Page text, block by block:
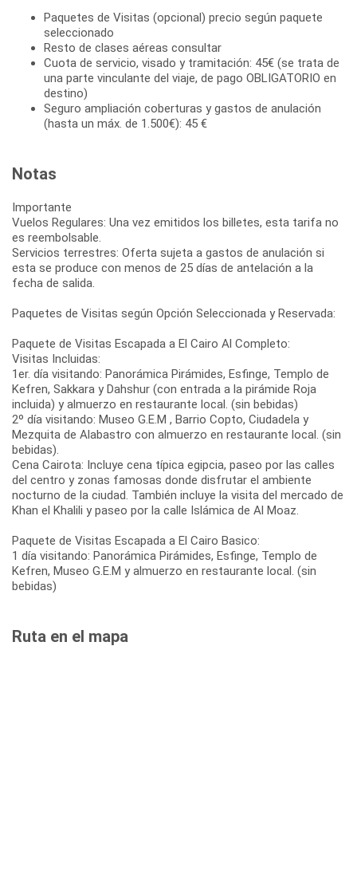
Paquetes de Visitas (opcional) precio según paquete
seleccionado
Resto de clases aéreas consultar
Cuota de servicio, visado y tramitación: 45€ (se trata de
una parte vinculante del viaje, de pago OBLIGATORIO en
destino)
Seguro ampliación coberturas y gastos de anulación
(hasta un máx. de 1.500€): 45 €
Notas
Importante
Vuelos Regulares: Una vez emitidos los billetes, esta tarifa no
es reembolsable.
Servicios terrestres: Oferta sujeta a gastos de anulación si
esta se produce con menos de 25 días de antelación a la
fecha de salida.
Paquetes de Visitas según Opción Seleccionada y Reservada:
Paquete de Visitas Escapada a El Cairo Al Completo:
Visitas Incluidas:
1er. día visitando: Panorámica Pirámides, Esfinge, Templo de
Kefren, Sakkara y Dahshur (con entrada a la pirámide Roja
incluida) y almuerzo en restaurante local. (sin bebidas)
2º día visitando: Museo G.E.M , Barrio Copto, Ciudadela y
Mezquita de Alabastro con almuerzo en restaurante local. (sin
bebidas).
Cena Cairota: Incluye cena típica egipcia, paseo por las calles
del centro y zonas famosas donde disfrutar el ambiente
nocturno de la ciudad. También incluye la visita del mercado de
Khan el Khalili y paseo por la calle Islámica de Al Moaz.
Paquete de Visitas Escapada a El Cairo Basico:
1 día visitando: Panorámica Pirámides, Esfinge, Templo de
Kefren, Museo G.E.M y almuerzo en restaurante local. (sin
bebidas)
Ruta en el mapa